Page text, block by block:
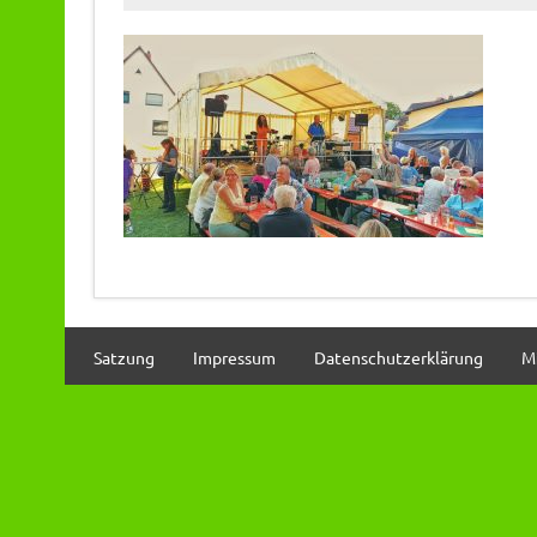
Satzung Impressum Datenschutzerklärung